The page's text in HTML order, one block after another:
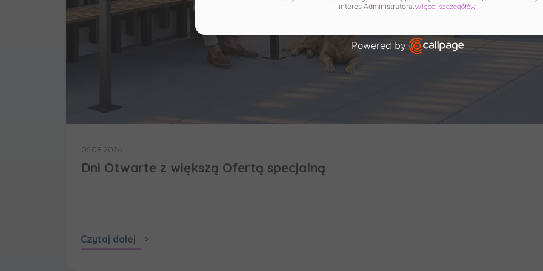
marketingowych, które wynikają z prawnie uzasadnionych interesów
Dane o aktywności na naszej stronie mogą być także udostępniane
zaufanym partnerom
06.08.2026
Dni Otwarte z większą Ofertą specjalną
Czytaj dalej
interes Administratora.Więcej szczegółów
Powered by
Open link in new window